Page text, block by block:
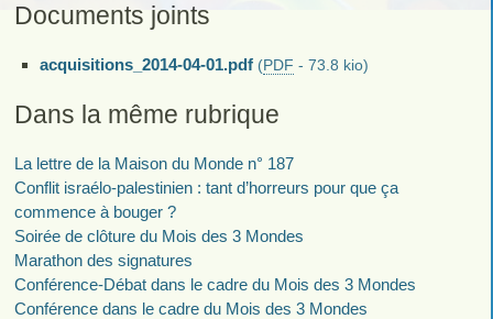
Documents joints
acquisitions_2014-04-01.pdf (PDF - 73.8 kio)
Dans la même rubrique
La lettre de la Maison du Monde n° 187
Conflit israélo-palestinien : tant d’horreurs pour que ça
commence à bouger ?
Soirée de clôture du Mois des 3 Mondes
Marathon des signatures
Conférence-Débat dans le cadre du Mois des 3 Mondes
Conférence dans le cadre du Mois des 3 Mondes